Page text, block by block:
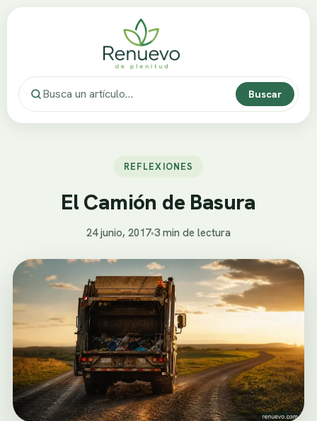
Buscar
REFLEXIONES
El Camión de Basura
24 junio, 2017•3 min de lectura